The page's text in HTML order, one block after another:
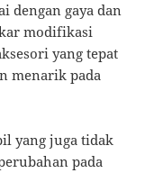
dengan gaya dan
modifikasi
yang tepat
menarik pada
yang juga tidak
pada